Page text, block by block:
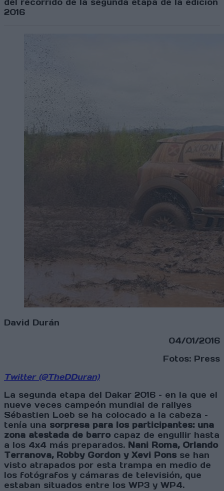
del recorrido de la segunda etapa de la edición
2016
David Durán
04/01/2016
Fotos: Press
Twitter (@TheDDuran)
La segunda etapa del Dakar 2016 – en la que el
nueve veces campeón mundial de rallyes
Sébastien Loeb se ha colocado a la cabeza –
tenía una sorpresa para los participantes: una
zona atestada de barro capaz de engullir hasta
a los 4x4 más preparados. Nani Roma, Orlando
Terranova, Robby Gordon y Xevi Pons se han
visto atrapados por esta trampa en medio de
los fotógrafos y cámaras de televisión, que
estaban situados entre los WP3 y WP4.